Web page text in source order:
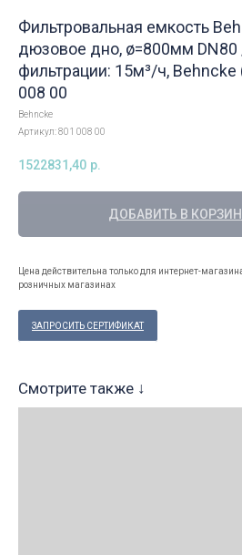
Фильтровальная емкость
дюзовое дно, ø=800мм DN80
фильтрации: 15м³/ч, Behncke
008 00
Behncke
Артикул:801 008 00
1522831,40 р.
ДОБАВИТЬ В
Цена действительна только для интернет-
розничных магазинах
ЗАПРОСИТЬ СЕРТИФИКАТ
Смотрите также ↓